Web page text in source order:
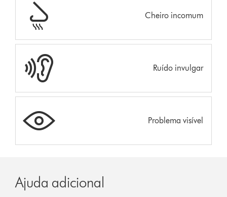
Cheiro incomum
Ruído invulgar
Problema visível
Ajuda adicional